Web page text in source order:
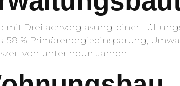
mit Dreifachverglasung, einer
58 % Primärenergieeinsparung,
von unter neun Jahren.